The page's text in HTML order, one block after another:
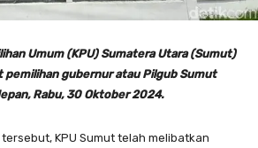
Umum (KPU) Sumatera Utara (Sumut)
pemilihan gubernur atau Pilgub Sumut
Rabu, 30 Oktober 2024.
KPU Sumut telah melibatkan